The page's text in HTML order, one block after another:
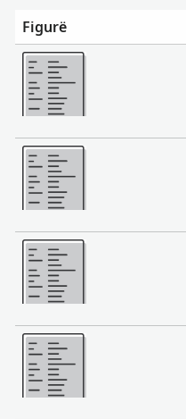
Figurë
Më Shumë
Më Shumë
Më Shumë
Më Shumë